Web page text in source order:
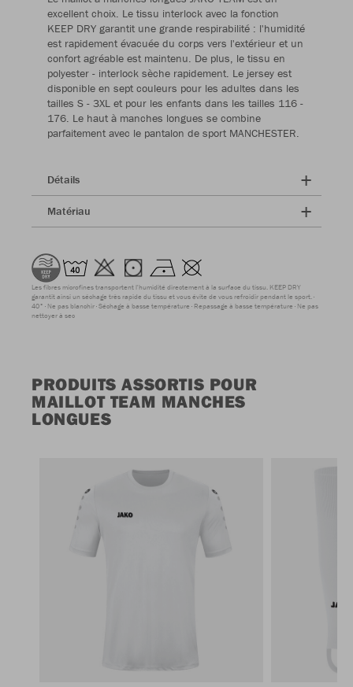
excellent choix. Le tissu interlock avec la fonction
KEEP DRY garantit une grande respirabilité : l'humidité
est rapidement évacuée du corps vers l'extérieur et un
confort agréable est maintenu. De plus, le tissu en
polyester - interlock sèche rapidement. Le jersey est
disponible en sept couleurs pour les adultes dans les
tailles S - 3XL et pour les enfants dans les tailles 116 -
176. Le haut à manches longues se combine
parfaitement avec le pantalon de sport MANCHESTER.
Détails
Matériau
Les fibres microfines transportent l'humidité directement à la surface du tissu. KEEP DRY
garantit ainsi un séchage très rapide du tissu et vous évite de vous refroidir pendant le sport.
40° Ne pas blanchir Séchage à basse température Repassage à basse température Ne pas
nettoyer à sec
PRODUITS ASSORTIS POUR
MAILLOT TEAM MANCHES
LONGUES